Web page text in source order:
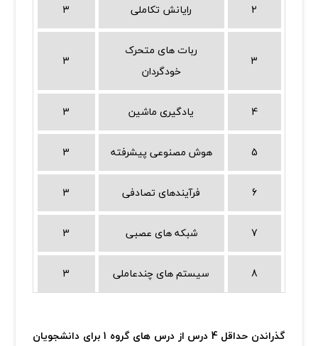
3 رایانش تکاملی 2
3
ربات های متحرک
خودگردان
3
3 یادگیری ماشین 4
3 هوش مصنوعی پیشرفته 5
3 فرآیندهای تصادفی 6
3 شبکه های عصبی 7
3 سیستم های چندعاملی 8
گذراندن حداقل 4 درس از درس های گروه 1 برای دانشجویان